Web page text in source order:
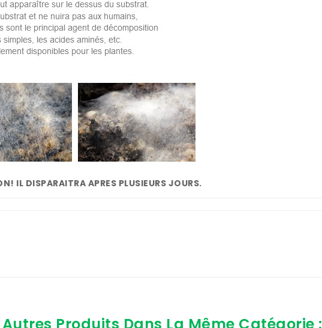
IL DISPARAITRA APRES PLUSIEURS JOURS.
Autres Produits Dans La Même Catégorie :